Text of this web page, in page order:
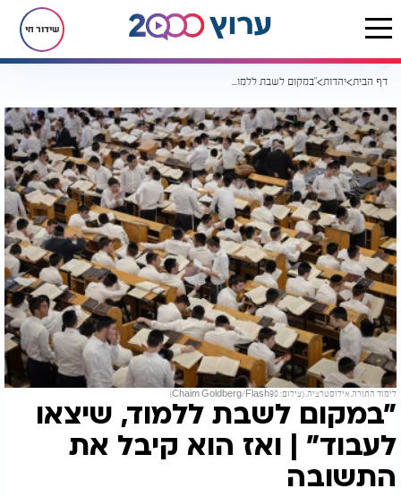
שידור חי
דף הבית יהדות "במקום לשבת ללמוד, שיצאו לעבוד" | ואז הוא קיבל את התשובה
לימוד התורה. אילוסטרציה. (צילום: Chaim Goldberg/Flash90)
"במקום לשבת ללמוד, שיצאו
לעבוד" | ואז הוא קיבל את
התשובה